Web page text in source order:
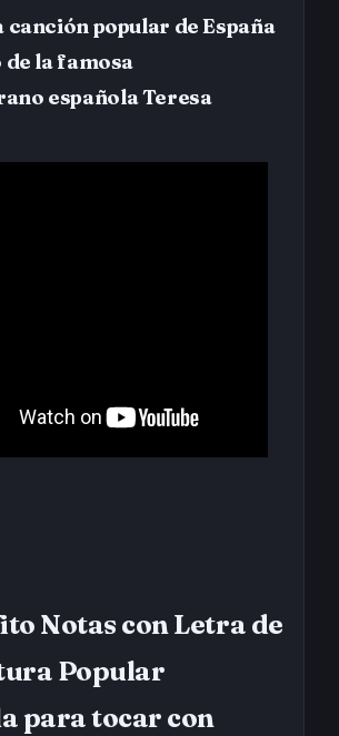
canción popular de España
de la famosa
española Teresa
Notas con Letra de
Popular
para tocar con